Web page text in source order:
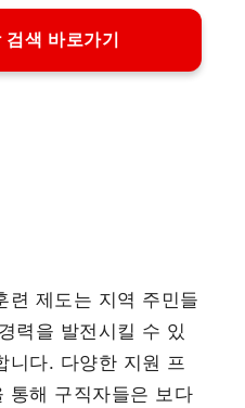
색 바로가기
련 제도는 지역 주민들
력을 발전시킬 수 있
니다. 다양한 지원 프
통해 구직자들은 보다